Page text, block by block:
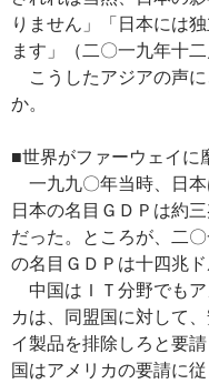
りません」「日本には
ます」（二〇一九年十二
こうしたアジアの声
か。
■世界がファーウェイに
一九九〇年当時、日本
日本の名目ＧＤＰは約
だった。ところが、二
の名目ＧＤＰは十四兆ド
中国はＩＴ分野でもア
カは、同盟国に対して
イ製品を排除しろと要
国はアメリカの要請に